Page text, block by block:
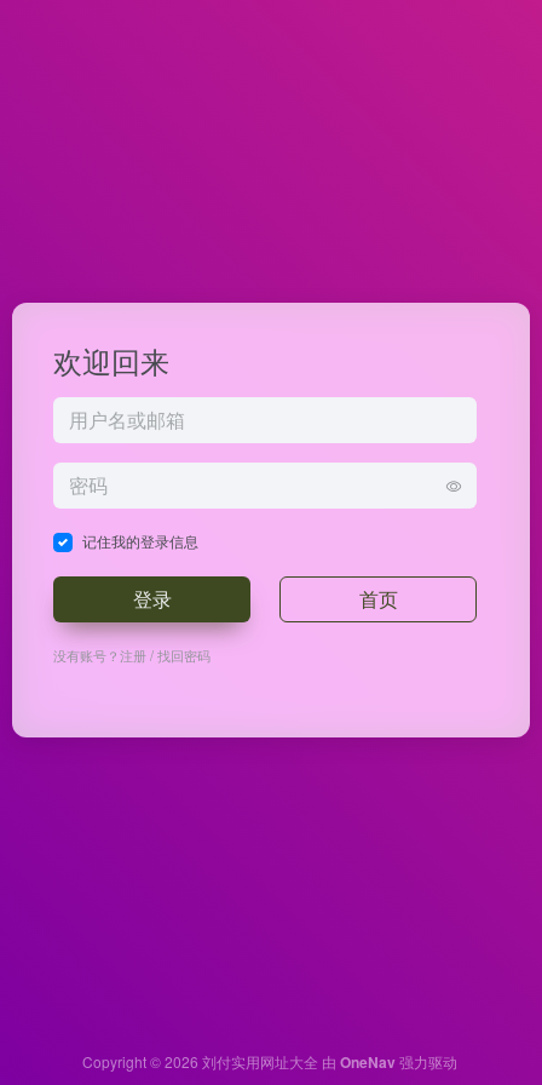
欢迎回来
记住我的登录信息
登录 首页
没有账号？注册/找回密码
Copyright © 2026 刘付实用网址大全 由 OneNav强力驱动